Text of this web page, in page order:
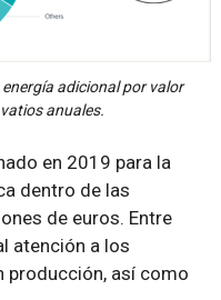
adicional por valor
anuales.
en 2019 para la
dentro de las
de euros. Entre
atención a los
producción, así como